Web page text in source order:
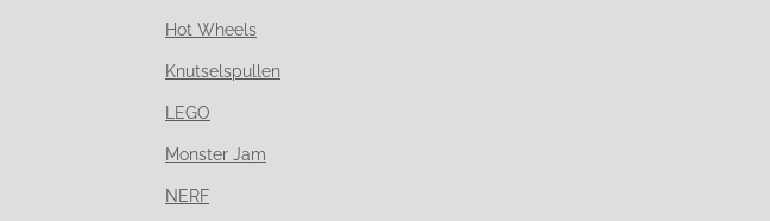
Hot Wheels
Knutselspullen
LEGO
Monster Jam
NERF